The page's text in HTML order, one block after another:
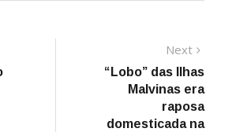
Next
post:
“Lobo” das Ilhas
Malvinas era
raposa
domesticada na